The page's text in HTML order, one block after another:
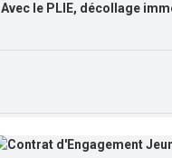
Avec le PLIE, décollage